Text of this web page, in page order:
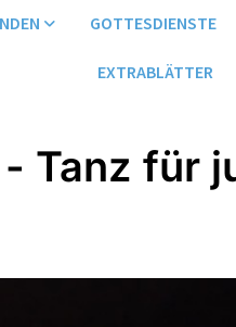
GOTTESDIENSTE
EXTRABLÄTTER
Tanz für